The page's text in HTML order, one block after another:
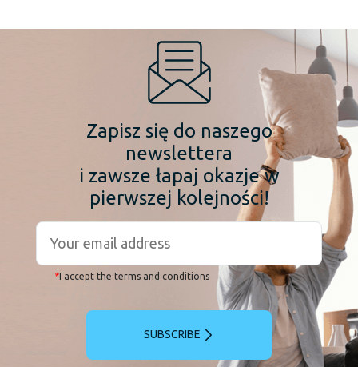
Zapisz się do naszego
newslettera
i zawsze łapaj okazje w
pierwszej kolejności!
* I accept the terms and conditions
SUBSCRIBE